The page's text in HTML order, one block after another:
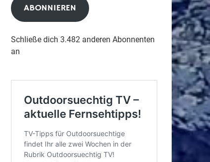
ABONNIEREN
Schließe dich 3.482 anderen Abonnenten
an